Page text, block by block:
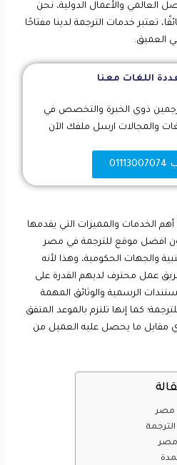
العالمي والأعمال الدولية، نحن
تعتبر خدمات الترجمة لدينا مفتاحًا
العميق.
اللغات معنا
ذوي الخبرة والتخصص في
والمجالات ارسل ملفك الآن
الخدمات والمميزات التي يقدمها
افضل موقع للترجمة في مصر
والجهات الحكومية، وهذا لأنه
عمل محترف لديهم القدرة على
الرسمية والوثائق المهمة
كما إنها تلتزم بالموعد المتفق
مقابل ما يحصل عليه العميل من
مصر
مصر